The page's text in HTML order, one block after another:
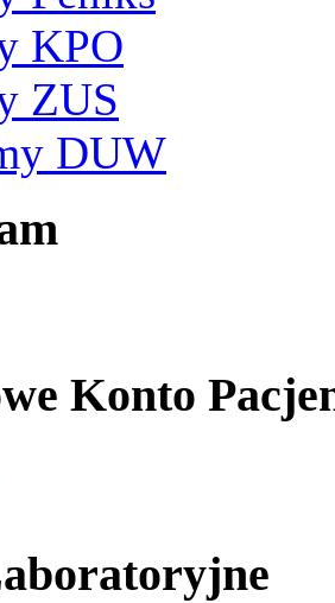
KPO
ZUS
DUW
Konto